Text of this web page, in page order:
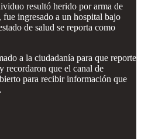
resultó herido por arma de
ingresado a un hospital bajo
de salud se reporta como
a la ciudadanía para que reporte
recordaron que el canal de
para recibir información que